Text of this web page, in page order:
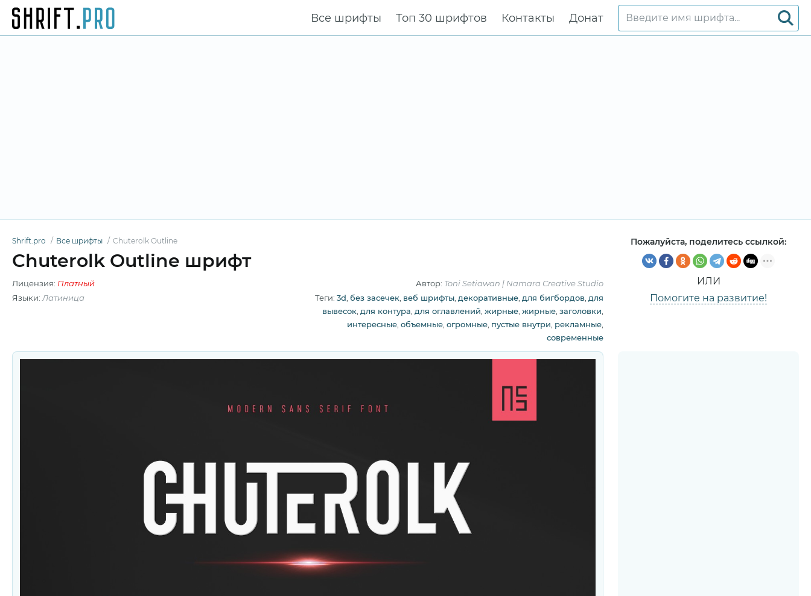
Все шрифты Топ 30 шрифтов Контакты Донат
Shrift.pro Все шрифты Chuterolk Outline
Chuterolk Outline шрифт
Лицензия: Платный Автор: Toni Setiawan | Namara Creative Studio
Языки: Латиница Теги: 3d без засечек веб шрифты декоративные для бигбордов для
вывесок для контура для оглавлений жирные жирные заголовки
интересные объемные огромные пустые внутри рекламные
современные
Пожалуйста, поделитесь ссылкой:
ИЛИ
Помогите на развитие!